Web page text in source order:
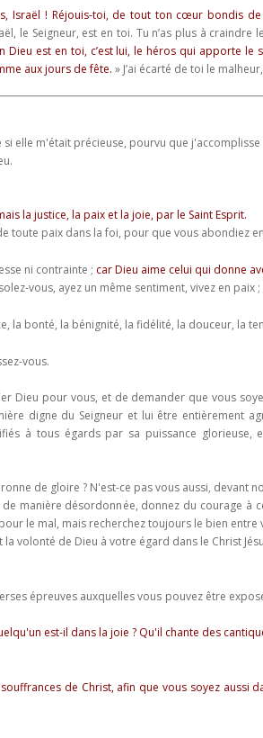
Israël ! Réjouis-toi, de tout ton cœur bondis
le Seigneur, est en toi. Tu n’as plus à craindre
Dieu est en toi, c’est lui, le héros qui apporte
aux jours de fête. » J’ai écarté de toi le
elle m'était précieuse, pourvu que
la justice, la paix et la joie, par le Saint Esprit.
toute paix dans la foi, pour que vous abondiez
ni contrainte ; car Dieu aime celui qui donne
vous, ayez un même sentiment, vivez en
la bonté, la bénignité, la fidélité, la douceur, la
vous.
Dieu pour vous, et de demander que vous
digne du Seigneur et lui être entièrement
à tous égards par sa puissance
de gloire ? N'est-ce pas vous aussi, devant
manière désordonnée, donnez du courage à
le mal, mais recherchez toujours le bien entre
la volonté de Dieu à votre égard dans le Christ
épreuves auxquelles vous pouvez être
est-il dans la joie ? Qu'il chante des
de Christ, afin que vous soyez aussi